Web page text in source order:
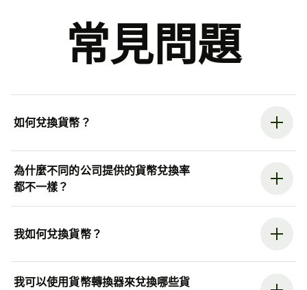
常見問題
如何兌換貨幣？
為什麼不同的公司提供的貨幣兌換率
都不一樣？
我如何兌換貨幣？
我可以使用貨幣轉換器來兌換哪些貨